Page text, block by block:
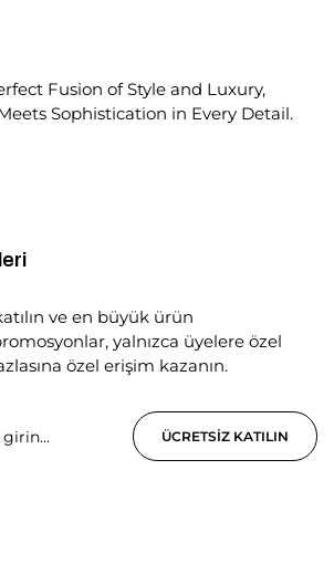
Fusion of Style and Luxury,
Sophistication in Every Detail.
ve en büyük ürün
yalnızca üyelere özel
özel erişim kazanın.
ÜCRETSIZ KATILIN